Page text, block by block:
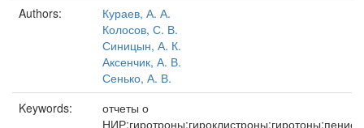
Authors:
Кураев, А. А.
Колосов, С. В.
Синицын, А. К.
Аксенчик, А. В.
Сенько, А. В.
Keywords:
отчеты о